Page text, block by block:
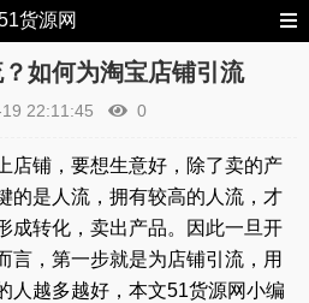
货源网
如何为淘宝店铺引流
22:11:45 0
店铺，要想生意好，除了卖的产
的是人流，拥有较高的人流，才
成转化，卖出产品。因此一旦开
言，第一步就是为店铺引流，用
人越多越好，本文51货源网小编